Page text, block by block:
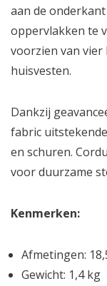
aan de
oppervlakken te
voorzien van
huisvesten.
Dankzij
fabric
en schuren.
voor duurzame
Kenmerken:
Afmetingen:
Gewicht: 1,4 kg